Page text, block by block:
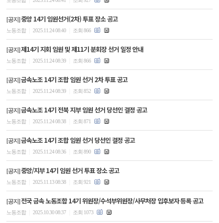
[공지] 중앙 14기 임원선거(2차) 투표 장소 공고
노동조합 2025.11.24 08:40 조회 866
[공지] 제14기 지회 임원 및 제11기 분회장 선거 일정 안내
노동조합 2025.11.24 08:39 조회 866
[공지] 금속노조 14기 조합 임원 선거 2차 투표 공고
노동조합 2025.11.24 08:39 조회 852
[공지] 금속노조 14기 전북 지부 임원 선거 당선인 결정 공고
노동조합 2025.11.24 08:38 조회 871
[공지] 금속노조 14기 조합 임원 선거 당선인 결정 공고
노동조합 2025.11.24 08:36 조회 890
[공지] 중앙/지부 14기 임원 선거 투표 장소 공고
노동조합 2025.11.13 08:38 조회 921
[공지] 전국 금속 노동조합 14기 위원장/수석부위원장/사무처장 입후보자 등록 공고
노동조합 2025.10.30 08:37 조회 1073